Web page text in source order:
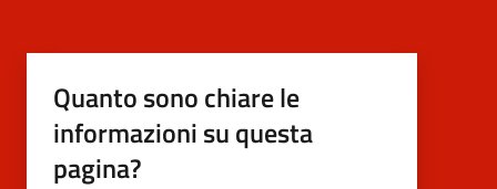
Quanto sono chiare le
informazioni su questa
pagina?